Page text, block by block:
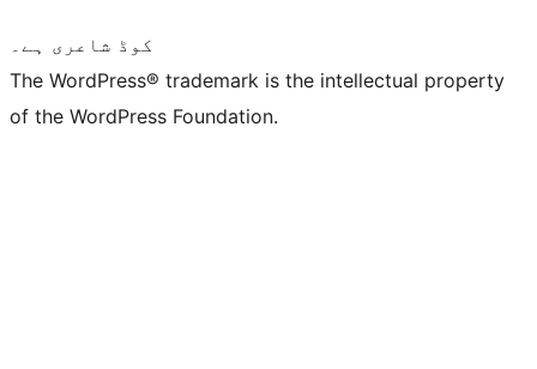
کوڈ شاعری ہے۔
The WordPress® trademark is the intellectual property
of the WordPress Foundation.